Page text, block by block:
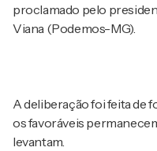
proclamado pelo
Viana (Podemos-MG).
A deliberação foi feita de
os favoráveis
levantam.